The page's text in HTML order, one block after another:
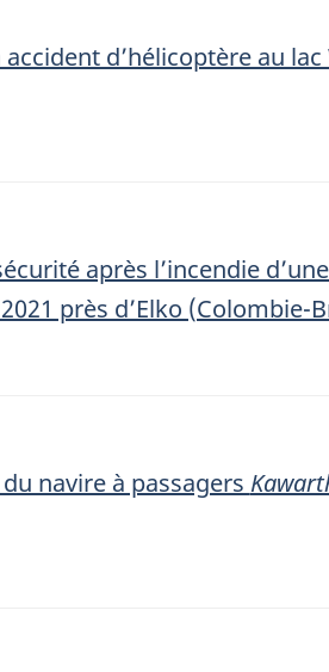
d’hélicoptère au
après l’incendie
près d’Elko (Colombie-
navire à passagers